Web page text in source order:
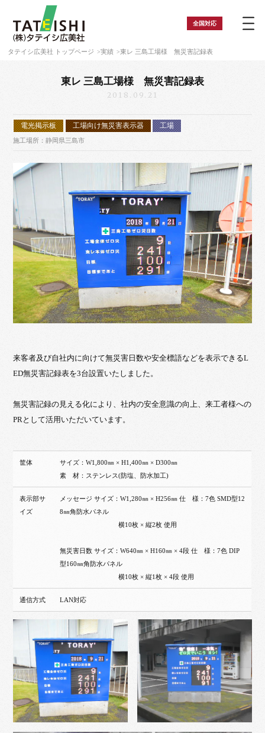
全国対応
タテイシ広美社 トップページ 実績 東レ 三島工場様 無災害記録表
東レ 三島工場様 無災害記録表
2018.09.21
電光掲示板 工場向け無災害表示器 工場
施工場所：静岡県三島市
来客者及び自社内に向けて無災害日数や安全標語などを表示できるL
ED無災害記録表を3台設置いたしました。
無災害記録の見える化により、社内の安全意識の向上、来工者様への
PRとして活用いただいています。
筐体
サイズ：W1,800㎜ × H1,400㎜ × D300㎜
素 材：ステンレス(防塩、防水加工)
表示部サ
イズ
メッセージ サイズ：W1,280㎜ × H256㎜ 仕 様：7色 SMD型12
8㎜角防水パネル
横10枚 × 縦2枚 使用
無災害日数 サイズ：W640㎜ × H160㎜ × 4段 仕 様：7色 DIP
型160㎜角防水パネル
横10枚 × 縦1枚 × 4段 使用
通信方式 LAN対応